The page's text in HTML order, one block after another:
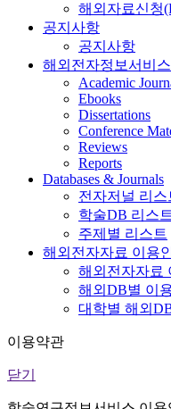
해외자료신청
공지사항
공지사항
해외전자정보서비
Academic
Ebooks
Dissertations
Conference
Reviews
Reports
Databases & Journals
전자저널 리스
학술DB 리스트
주제별 리스트
해외전자자료 이용
해외전자자료
해외DB별 이
대학별 해외
이용약관
닫기